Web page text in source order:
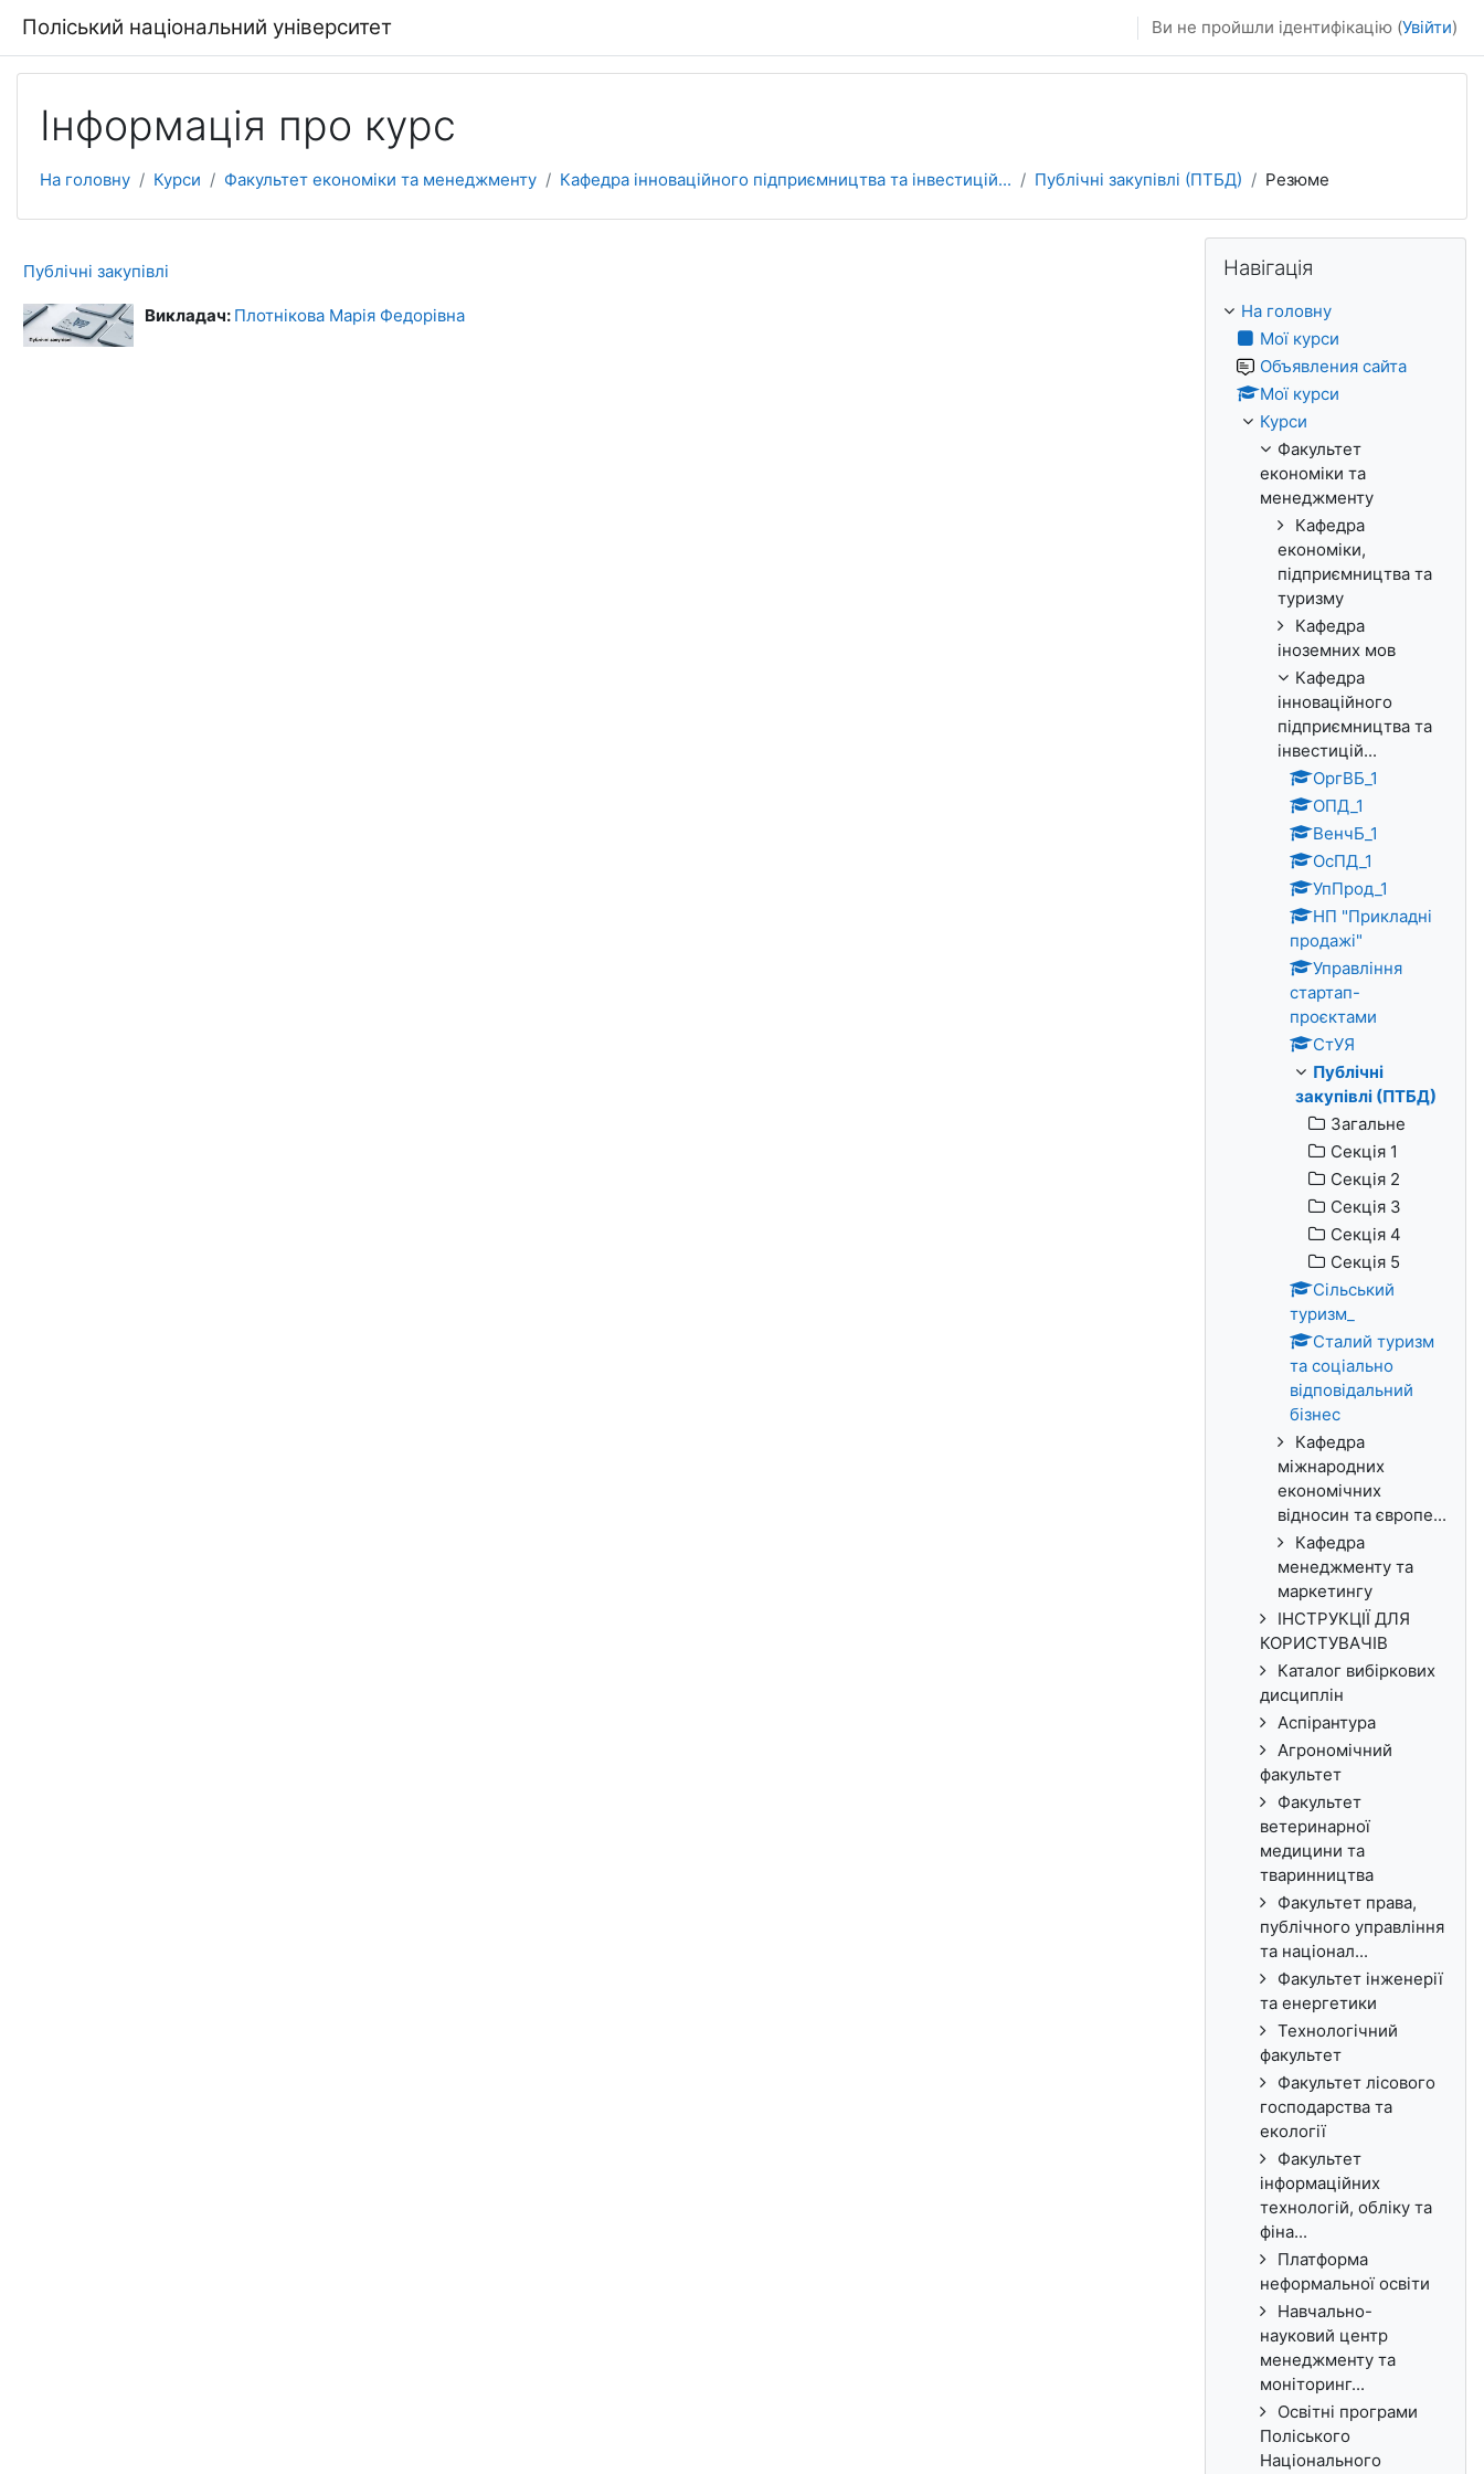
Поліський національний університет Ви не пройшли ідентифікацію (Увійти)
Інформація про курс
На головну Курси Факультет економіки та менеджменту Кафедра інноваційного підприємництва та інвестицій... Публічні закупівлі (ПТБД) Резюме
Публічні закупівлі
Викладач: Плотнікова Марія Федорівна
Навігація
На головну
Мої курси
Объявления сайта
Мої курси
Курси
Факультет
економіки та
менеджменту
Кафедра
економіки,
підприємництва та
туризму
Кафедра
іноземних мов
Кафедра
інноваційного
підприємництва та
інвестицій...
ОргВБ_1
ОПД_1
ВенчБ_1
ОсПД_1
УпПрод_1
НП "Прикладні
продажі"
Управління
стартап-
проєктами
СтУЯ
Публічні
закупівлі (ПТБД)
Загальне
Секція 1
Секція 2
Секція 3
Секція 4
Секція 5
Сільський
туризм_
Сталий туризм
та соціально
відповідальний
бізнес
Кафедра
міжнародних
економічних
відносин та європе...
Кафедра
менеджменту та
маркетингу
ІНСТРУКЦІЇ ДЛЯ
КОРИСТУВАЧІВ
Каталог вибіркових
дисциплін
Аспірантура
Агрономічний
факультет
Факультет
ветеринарної
медицини та
тваринництва
Факультет права,
публічного управління
та націонал...
Факультет інженерії
та енергетики
Технологічний
факультет
Факультет лісового
господарства та
екології
Факультет
інформаційних
технологій, обліку та
фіна...
Платформа
неформальної освіти
Навчально-
науковий центр
менеджменту та
моніторинг...
Освітні програми
Поліського
Національного